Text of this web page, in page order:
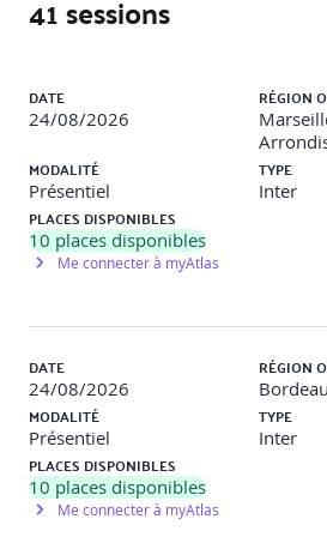
collaborateur en entreprise
Analyser le parcours
Actualiser et maîtriser les
professionnelle (formation, VAE,
développement des compétences..)
Maîtriser les outils d’analyse
(référentiel de compétences, outil
Construire le projet
perspectives d’évolution de
Identifier les actions de
plan d’action impliquant les
RH, salarié)
Formaliser, suivre et exploiter
41 sessions
DATE
24/08/2026
RÉGION
MODALITÉ
Présentiel
TYPE
Inter
PLACES DISPONIBLES
10 places disponibles
Me connecter à myAtlas
DATE
24/08/2026
RÉGION
MODALITÉ
Présentiel
TYPE
Inter
PLACES DISPONIBLES
10 places disponibles
Me connecter à myAtlas